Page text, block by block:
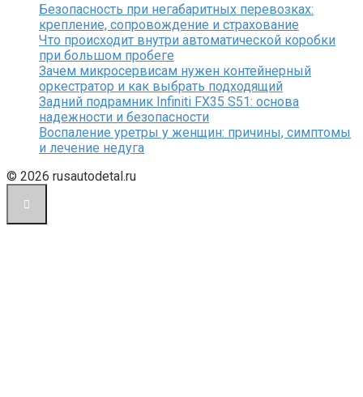
Безопасность при негабаритных перевозках:
крепление, сопровождение и страхование
Что происходит внутри автоматической коробки
при большом пробеге
Зачем микросервисам нужен контейнерный
оркестратор и как выбрать подходящий
Задний подрамник Infiniti FX35 S51: основа
надежности и безопасности
Воспаление уретры у женщин: причины, симптомы
и лечение недуга
© 2026 rusautodetal.ru